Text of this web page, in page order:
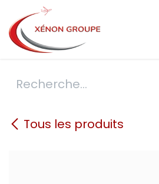
Se rendre au contenu
Tous les produits